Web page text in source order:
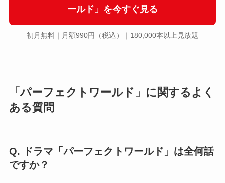
ールド」を今すぐ見る
初月無料｜月額990円（税込）｜180,000本以上見放題
「パーフェクトワールド」に関するよく
ある質問
Q. ドラマ「パーフェクトワールド」は全何話
ですか？